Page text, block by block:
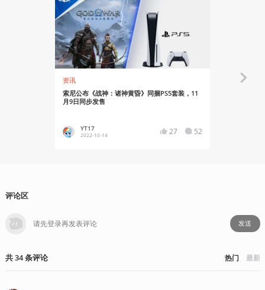
资讯
索尼公布《战神：诸神黄昏》同捆PS5套装，11
月9日同步发售
YT17
2022-10-14 27 52
评论区
发送
共34条评论 热门 最新